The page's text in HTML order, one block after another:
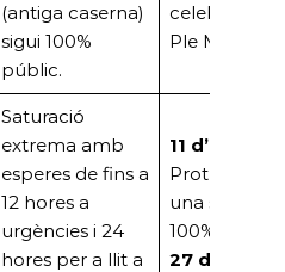
(antiga caserna)
sigui 100%
públic.
celebració
Ple
Saturació
extrema amb
esperes de fins a
12 hores a
urgències i 24
hores per a llit a
11 d’abril:
Protesta per
una sanitat
100%
27 d’abril: